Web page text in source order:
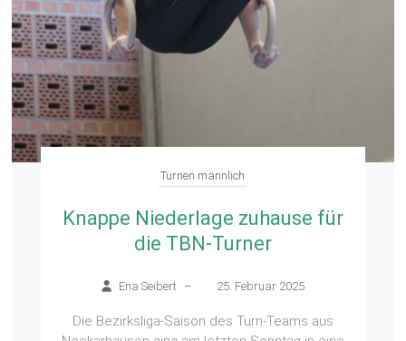
Turnen männlich
Knappe Niederlage zuhause für
die TBN-Turner
Ena Seibert – 25. Februar 2025
Die Bezirksliga-Saison des Turn-Teams aus